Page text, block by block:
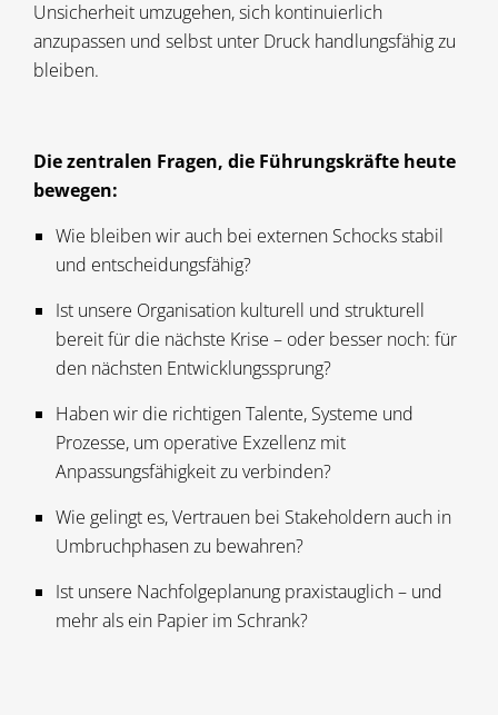
Unsicherheit umzugehen, sich kontinuierlich
anzupassen und selbst unter Druck handlungsfähig zu
bleiben.
Die zentralen Fragen, die Führungskräfte heute
bewegen:
Wie bleiben wir auch bei externen Schocks stabil
und entscheidungsfähig?
Ist unsere Organisation kulturell und strukturell
bereit für die nächste Krise – oder besser noch: für
den nächsten Entwicklungssprung?
Haben wir die richtigen Talente, Systeme und
Prozesse, um operative Exzellenz mit
Anpassungsfähigkeit zu verbinden?
Wie gelingt es, Vertrauen bei Stakeholdern auch in
Umbruchphasen zu bewahren?
Ist unsere Nachfolgeplanung praxistauglich – und
mehr als ein Papier im Schrank?